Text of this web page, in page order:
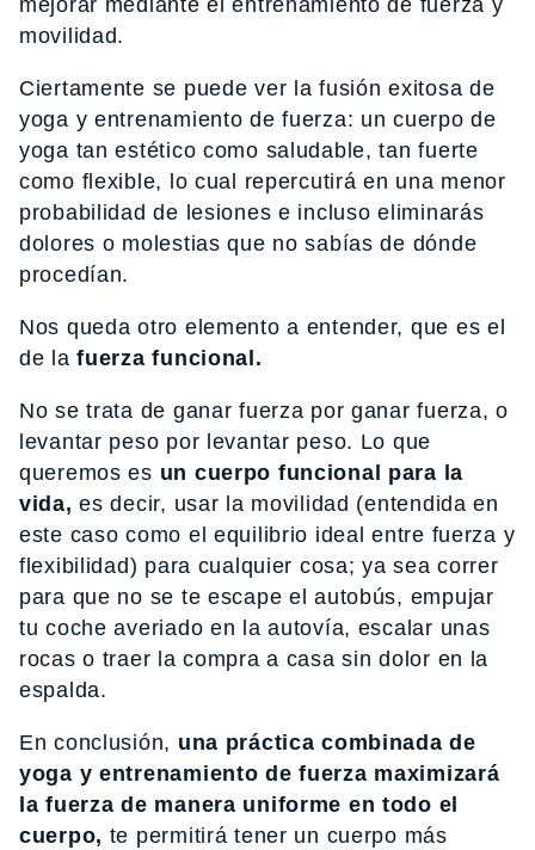
mejorar mediante el entrenamiento de fuerza y
movilidad.
Ciertamente se puede ver la fusión exitosa de
yoga y entrenamiento de fuerza: un cuerpo de
yoga tan estético como saludable, tan fuerte
como flexible, lo cual repercutirá en una menor
probabilidad de lesiones e incluso eliminarás
dolores o molestias que no sabías de dónde
procedían.
Nos queda otro elemento a entender, que es el
de lafuerza funcional.
No se trata de ganar fuerza por ganar fuerza, o
levantar peso por levantar peso. Lo que
queremos es un cuerpo funcional para la
vida, es decir, usar la movilidad (entendida en
este caso como el equilibrio ideal entre fuerza y
flexibilidad) para cualquier cosa; ya sea correr
para que no se te escape el autobús, empujar
tu coche averiado en la autovía, escalar unas
rocas o traer la compra a casa sin dolor en la
espalda.
En conclusión, una práctica combinada de
yoga y entrenamiento de fuerza maximizará
la fuerza de manera uniforme en todo el
cuerpo, te permitirá tener un cuerpo más